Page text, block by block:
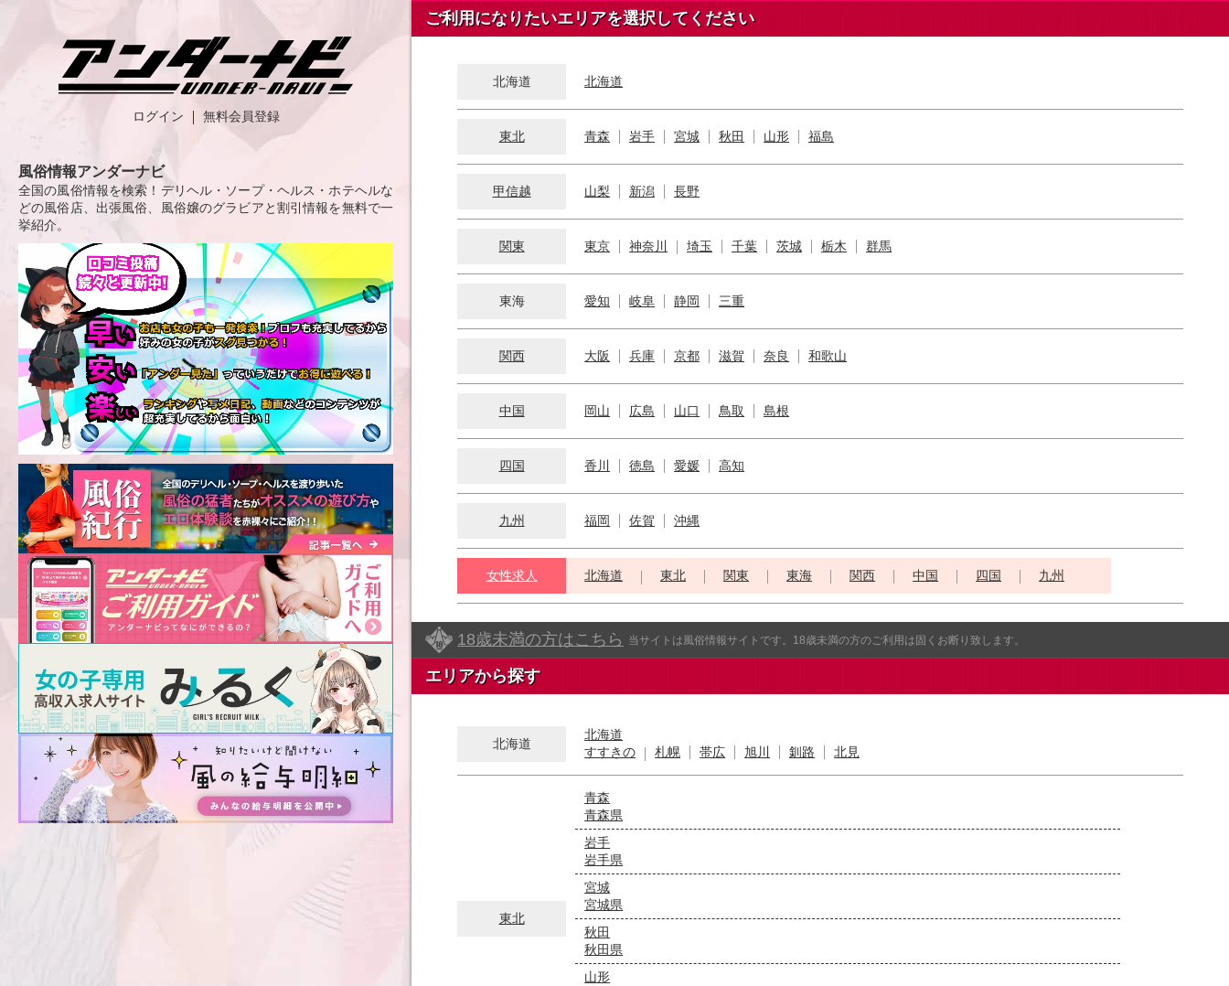
ログイン 無料会員登録
風俗情報アンダーナビ
全国の風俗情報を検索！デリヘル・ソープ・ヘルス・ホテヘルな
どの風俗店、出張風俗、風俗嬢のグラビアと割引情報を無料で一
挙紹介。
ご利用になりたいエリアを選択してください
北海道 北海道
東北 青森 岩手 宮城 秋田 山形 福島
甲信越 山梨 新潟 長野
関東 東京 神奈川 埼玉 千葉 茨城 栃木 群馬
東海 愛知 岐阜 静岡 三重
関西 大阪 兵庫 京都 滋賀 奈良 和歌山
中国 岡山 広島 山口 鳥取 島根
四国 香川 徳島 愛媛 高知
九州 福岡 佐賀 沖縄
女性求人 北海道 東北 関東 東海 関西 中国 四国 九州
18歳未満の方はこちら 当サイトは風俗情報サイトです。18歳未満の方のご利用は固くお断り致します。
エリアから探す
北海道
北海道
すすきの
札幌 帯広 旭川 釧路 北見
東北
青森
青森県
岩手
岩手県
宮城
宮城県
秋田
秋田県
山形